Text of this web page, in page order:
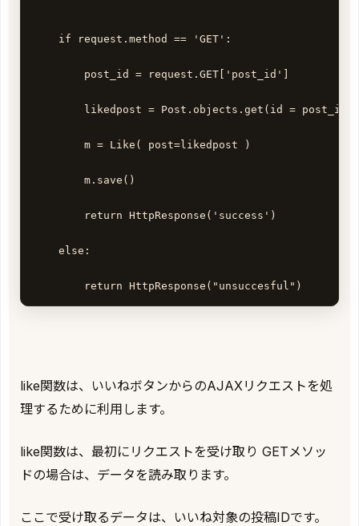
    if request.method == 'GET':
        post_id = request.GET['post_id']
likedpost = Post.objects.get(id = post_id
        m = Like( post=likedpost )
        m.save()
        return HttpResponse('success')
    else:
        return HttpResponse("unsuccesful")
like関数は、いいねボタンからのAJAXリクエストを処
理するために利用します。
like関数は、最初にリクエストを受け取り GETメソッ
ドの場合は、データを読み取ります。
ここで受け取るデータは、いいね対象の投稿IDです。